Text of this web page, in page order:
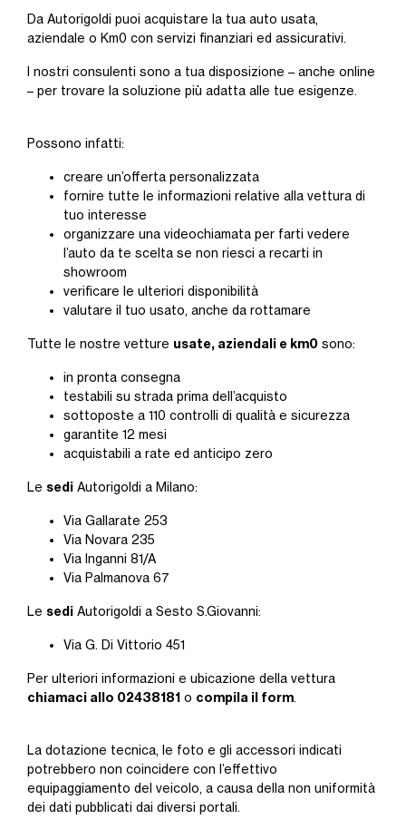
Da Autorigoldi puoi acquistare la tua auto usata,
aziendale o Km0 con servizi finanziari ed assicurativi.
I nostri consulenti sono a tua disposizione – anche online
– per trovare la soluzione più adatta alle tue esigenze.
Possono infatti:
creare un’offerta personalizzata
fornire tutte le informazioni relative alla vettura di
tuo interesse
organizzare una videochiamata per farti vedere
l’auto da te scelta se non riesci a recarti in
showroom
verificare le ulteriori disponibilità
valutare il tuo usato, anche da rottamare
Tutte le nostre vetture usate, aziendali e km0 sono:
in pronta consegna
testabili su strada prima dell’acquisto
sottoposte a 110 controlli di qualità e sicurezza
garantite 12 mesi
acquistabili a rate ed anticipo zero
Le sedi Autorigoldi a Milano:
Via Gallarate 253
Via Novara 235
Via Inganni 81/A
Via Palmanova 67
Le sedi Autorigoldi a Sesto S.Giovanni:
Via G. Di Vittorio 451
Per ulteriori informazioni e ubicazione della vettura
chiamaci allo 02438181 o compila il form.
La dotazione tecnica, le foto e gli accessori indicati
potrebbero non coincidere con l’effettivo
equipaggiamento del veicolo, a causa della non uniformità
dei dati pubblicati dai diversi portali.